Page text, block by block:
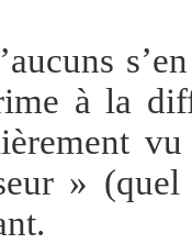
à la
»